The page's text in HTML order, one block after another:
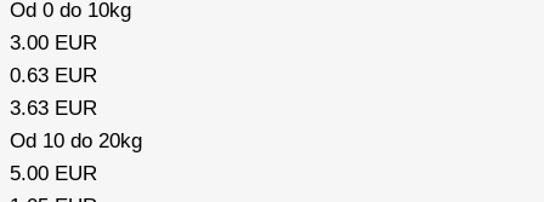
Od 0 do 10kg
3.00 EUR
0.63 EUR
3.63 EUR
Od 10 do 20kg
5.00 EUR​